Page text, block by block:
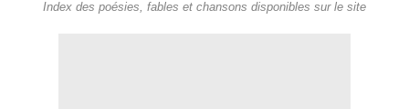
Index des poésies, fables et chansons disponibles sur le site